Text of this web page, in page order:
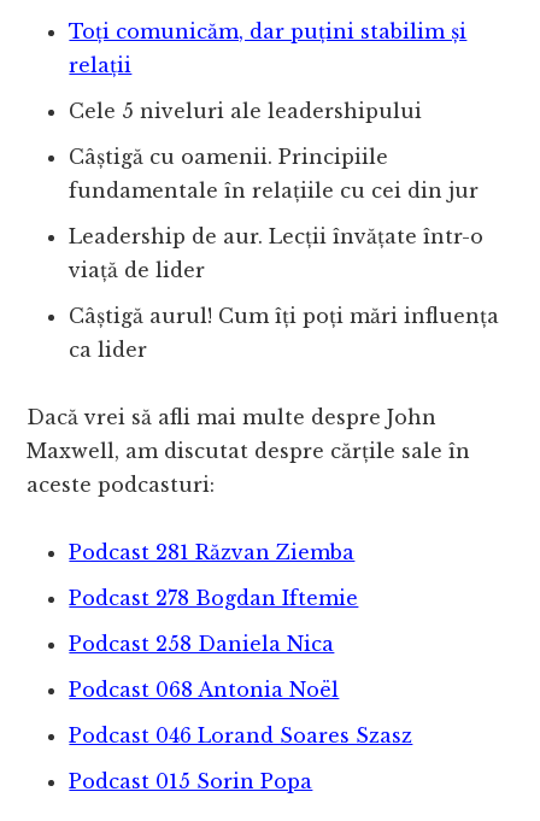
Toți comunicăm, dar puțini stabilim și
relații
Cele 5 niveluri ale leadershipului
Câștigă cu oamenii. Principiile
fundamentale în relațiile cu cei din jur
Leadership de aur. Lecții învățate într-o
viață de lider
Câștigă aurul! Cum îți poți mări influența
ca lider
Dacă vrei să afli mai multe despre John
Maxwell, am discutat despre cărțile sale în
aceste podcasturi:
Podcast 281 Răzvan Ziemba
Podcast 278 Bogdan Iftemie
Podcast 258 Daniela Nica
Podcast 068 Antonia Noël
Podcast 046 Lorand Soares Szasz
Podcast 015 Sorin Popa